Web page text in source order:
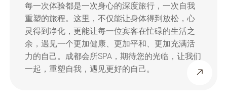
每一次体验都是一次身心的深度旅行，一次自我
重塑的旅程。这里，不仅能让身体得到放松，心
灵得到净化，更能让每一位宾客在忙碌的生活之
余，遇见一个更加健康、更加平和、更加充满活
力的自己。成都会所SPA，期待您的光临，让我们
一起，重塑自我，遇见更好的自己。